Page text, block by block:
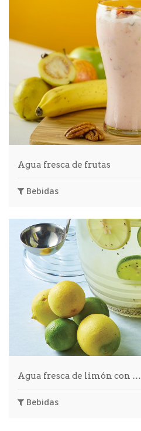
Agua fresca de frutas
Bebidas
Agua fresca de limón con …
Bebidas